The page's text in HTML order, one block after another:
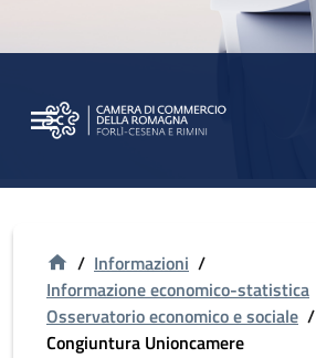
/ Informazioni /
Informazione economico-statistica
Osservatorio economico e sociale /
Congiuntura Unioncamere